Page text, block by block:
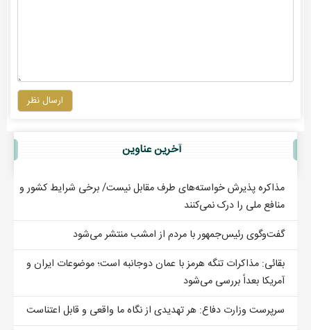
ارسال نظر
آخرين عناوين
مذاکره پذیرش خواسته‌های طرف مقابل نیست/ برخی شرایط کشور و
منافع ملی را درک نمی‌کنند
گفت‌وگوی رئیس‌جمهور با مردم از امشب منتشر می‌شود
بقائی: مذاکرات تنگه هرمز با عمان دوجانبه است؛ موضوعات ایران و
آمریکا بعداً بررسی می‌شود
سرپرست وزارت دفاع: هر تهدیدی از نگاه ما واقعی و قابل اعتناست